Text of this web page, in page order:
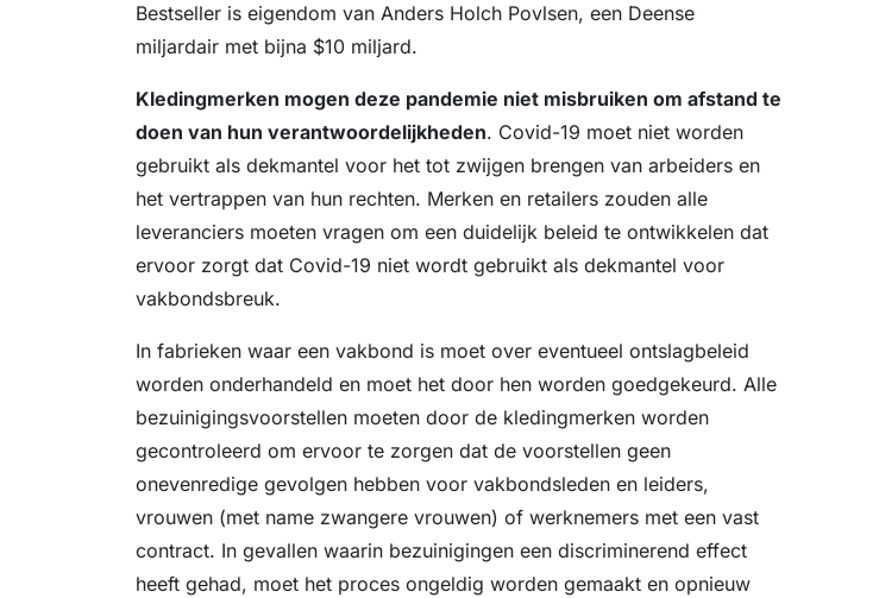
Bestseller is eigendom van Anders Holch Povlsen, een Deense
miljardair met bijna $10 miljard.
Kledingmerken mogen deze pandemie niet misbruiken om afstand te
doen van hun verantwoordelijkheden. Covid-19 moet niet worden
gebruikt als dekmantel voor het tot zwijgen brengen van arbeiders en
het vertrappen van hun rechten. Merken en retailers zouden alle
leveranciers moeten vragen om een ​​duidelijk beleid te ontwikkelen dat
ervoor zorgt dat Covid-19 niet wordt gebruikt als dekmantel voor
vakbondsbreuk.
In fabrieken waar een vakbond is moet over eventueel ontslagbeleid
worden onderhandeld en moet het door hen worden goedgekeurd. Alle
bezuinigingsvoorstellen moeten door de kledingmerken worden
gecontroleerd om ervoor te zorgen dat de voorstellen geen
onevenredige gevolgen hebben voor vakbondsleden en leiders,
vrouwen (met name zwangere vrouwen) of werknemers met een vast
contract. In gevallen waarin bezuinigingen een discriminerend effect
heeft gehad, moet het proces ongeldig worden gemaakt en opnieuw